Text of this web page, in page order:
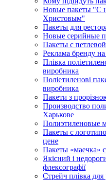
Новые пакеты "С
Христовым"
Пакеты для
Новые серийные
Пакеты с
Реклама бренду
Плівка
виробника
Поліетиленові
виробника
Пакети з
Производство
Харькове
Полиэтиленовые
Пакеты с
цене
Пакеты «маечка»
Якісний і
флексографії
Стрейч плівка для